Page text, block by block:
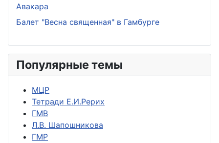
Авакара
Балет "Весна священная" в Гамбурге
Популярные темы
МЦР
Тетради Е.И.Рерих
ГМВ
Л.В. Шапошникова
ГМР